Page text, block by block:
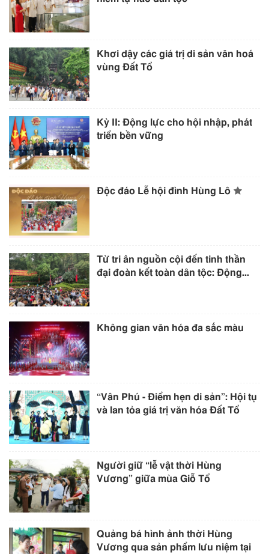
Khơi dậy các giá trị di sản văn hoá
vùng Đất Tổ
Kỳ II: Động lực cho hội nhập, phát
triển bền vững
Độc đáo Lễ hội đình Hùng Lô
Từ tri ân nguồn cội đến tinh thần
đại đoàn kết toàn dân tộc: Động...
Không gian văn hóa đa sắc màu
“Vân Phú - Điểm hẹn di sản”: Hội tụ
và lan tỏa giá trị văn hóa Đất Tổ
Người giữ “lễ vật thời Hùng
Vương” giữa mùa Giỗ Tổ
Quảng bá hình ảnh thời Hùng
Vương qua sản phẩm lưu niệm tại